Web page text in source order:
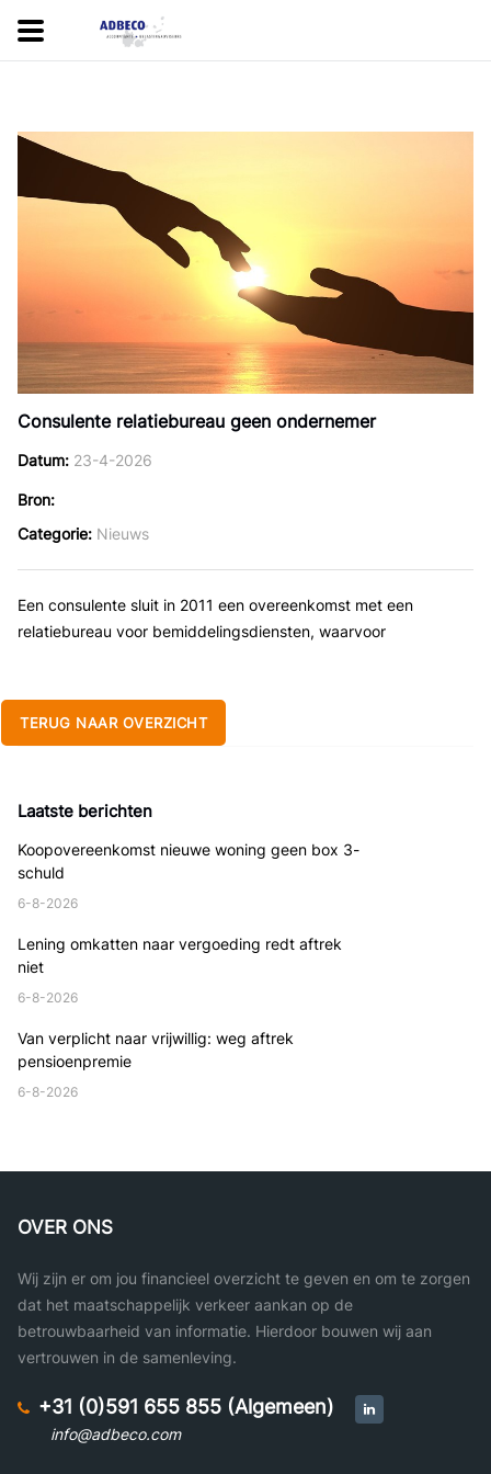
Consulente relatiebureau geen ondernemer
Datum 23-4-2026
Bron
Categorie Nieuws
Een consulente sluit in 2011 een overeenkomst met een
relatiebureau voor bemiddelingsdiensten, waarvoor
TERUG NAAR OVERZICHT
Laatste berichten
Koopovereenkomst nieuwe woning geen box 3-
schuld
6-8-2026
Lening omkatten naar vergoeding redt aftrek
niet
6-8-2026
Van verplicht naar vrijwillig: weg aftrek
pensioenpremie
6-8-2026
OVER ONS
Wij zijn er om jou financieel overzicht te geven en om te zorgen
dat het maatschappelijk verkeer aankan op de
betrouwbaarheid van informatie. Hierdoor bouwen wij aan
vertrouwen in de samenleving.
+31 (0)591 655 855 (Algemeen)
info@adbeco.com